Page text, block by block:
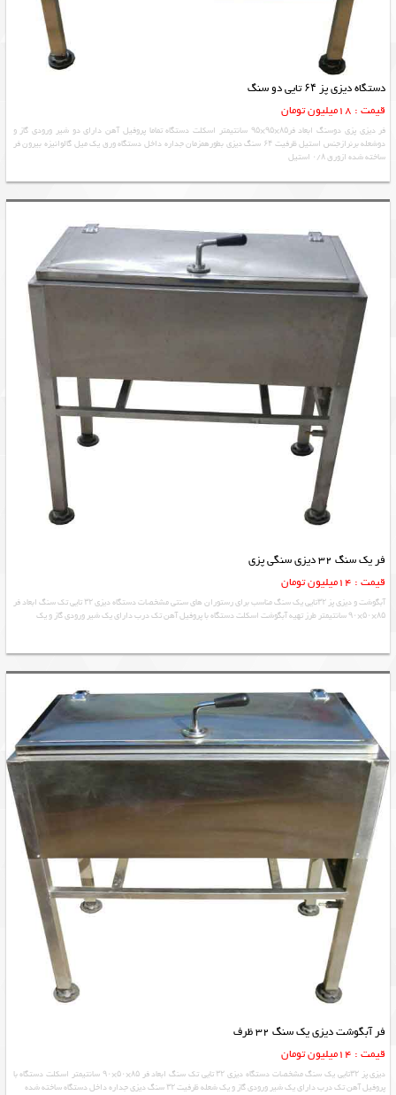
دستگاه دیزی پز ۶۴ تایی دو سنگ
قیمت : 18میلیون تومان
فر دیزی پزی دوسنگ ابعاد فر۸۵×۹۵×۹۵ سانتیمتر اسکلت دستگاه تماما پروفیل آهن دارای دو شیر ورودی گاز و
دوشعله برنرازجنس استیل ظرفیت ۶۴ سنگ دیزی بطورهمزمان جداره داخل دستگاه ورق یک میل گالوانیزه بیرون فر
ساخته شده ازورق ۰/۸ استیل
فر یک سنگ 32 دیزی سنگی پزی
قیمت : 14میلیون تومان
آبگوشت و دیزی پز ۳۲تایی یک سنگ مناسب برای رستوران های سنتی مشخصات دستگاه دیزی ۳۲ تایی تک سنگ ابعاد فر
۸۵×۵۰×۹۰ سانتیمتر طرز تهیه آبگوشت اسکلت دستگاه با پروفیل آهن تک درب دارای یک شیر ورودی گاز و یک
فر آبگوشت دیزی یک سنگ 32 ظرف
قیمت : 14میلیون تومان
دیزی پز ۳۲تایی یک سنگ مشخصات دستگاه دیزی ۳۲ تایی تک سنگ ابعاد فر ۸۵×۵۰×۹۰ سانتیمتر اسکلت دستگاه با
پروفیل آهن تک درب دارای یک شیر ورودی گاز و یک شعله ظرفیت ۳۲ سنگ دیزی جداره داخل دستگاه ساخته شده